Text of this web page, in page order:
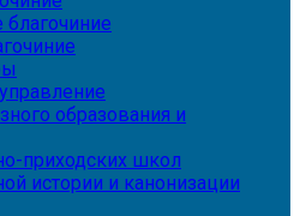
образования и
приходских школ
истории и канонизации